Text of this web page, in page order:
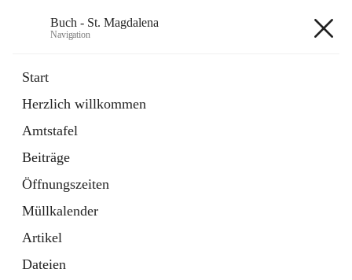
Buch - St. Magdalena
Navigation
Start
Herzlich willkommen
Amtstafel
Beiträge
Öffnungszeiten
Müllkalender
Artikel
Dateien
11 Schnellzugriffe
Bürgerservice
10 Schnellzugriffe